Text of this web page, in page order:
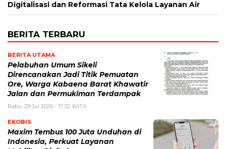
Digitalisasi dan Reformasi Tata Kelola Layanan Air
BERITA TERBARU
BERITA UTAMA
Pelabuhan Umum Sikeli
Direncanakan Jadi Titik Pemuatan
Ore, Warga Kabaena Barat Khawatir
Jalan dan Permukiman Terdampak
Rabu, 29 Jul 2026 - 17:32 WITA
EKOBIS
Maxim Tembus 100 Juta Unduhan di
Indonesia, Perkuat Layanan